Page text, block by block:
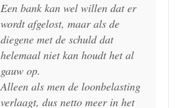
Een bank kan wel willen dat er
wordt afgelost, maar als de
diegene met de schuld dat
helemaal niet kan houdt het al
gauw op.
Alleen als men de loonbelasting
verlaagt, dus netto meer in het